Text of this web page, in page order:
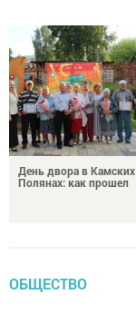
День двора в Камских
Полянах: как прошел
ОБЩЕСТВО